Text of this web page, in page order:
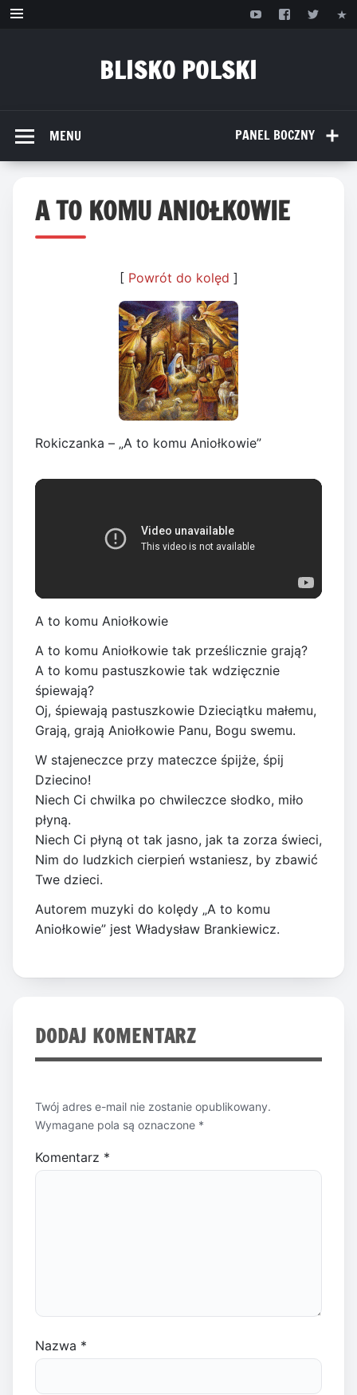
Przejdź
BLISKO POLSKI
PANEL BOCZNY
MENU
A TO KOMU ANIOŁKOWIE
[ Powrót do kolęd ]
Rokiczanka – „A to komu Aniołkowie”
A to komu Aniołkowie
A to komu Aniołkowie tak prześlicznie grają?
A to komu pastuszkowie tak wdzięcznie
śpiewają?
Oj, śpiewają pastuszkowie Dzieciątku małemu,
Grają, grają Aniołkowie Panu, Bogu swemu.
W stajeneczce przy mateczce śpijże, śpij
Dziecino!
Niech Ci chwilka po chwileczce słodko, miło
płyną.
Niech Ci płyną ot tak jasno, jak ta zorza świeci,
Nim do ludzkich cierpień wstaniesz, by zbawić
Twe dzieci.
Autorem muzyki do kolędy „A to komu
Aniołkowie” jest Władysław Brankiewicz.
DODAJ KOMENTARZ
Twój adres e-mail nie zostanie opublikowany.
Wymagane pola są oznaczone *
Komentarz *
Nazwa *